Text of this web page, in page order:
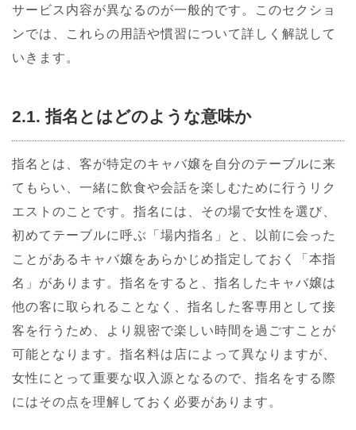
サービス内容が異なるのが一般的です。このセクショ
ンでは、これらの用語や慣習について詳しく解説して
いきます。
2.1. 指名とはどのような意味か
指名とは、客が特定のキャバ嬢を自分のテーブルに来
てもらい、一緒に飲食や会話を楽しむために行うリク
エストのことです。指名には、その場で女性を選び、
初めてテーブルに呼ぶ「場内指名」と、以前に会った
ことがあるキャバ嬢をあらかじめ指定しておく「本指
名」があります。指名をすると、指名したキャバ嬢は
他の客に取られることなく、指名した客専用として接
客を行うため、より親密で楽しい時間を過ごすことが
可能となります。指名料は店によって異なりますが、
女性にとって重要な収入源となるので、指名をする際
にはその点を理解しておく必要があります。